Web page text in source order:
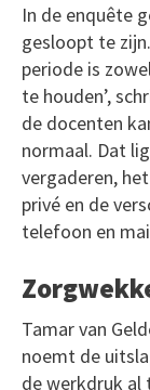
In de enquête
gesloopt te
periode is
te houden’,
de docenten
normaal. Dat
vergaderen,
privé en de
telefoon en
Tamar van
noemt de
de werkdruk